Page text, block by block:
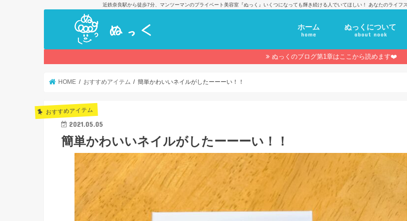
近鉄奈良駅から徒歩7分、マンツーマンのプライベート美容室『ぬっく』いくつになっても輝き続ける人でいてほしい！ あなたのライ
ホーム
home
ぬっくについて
about nook
ぬっくのブログ第1章はここから読めます❤️
HOME おすすめアイテム 簡単かわいいネイルがしたーーーい！！
おすすめアイテム
2021.05.05
簡単かわいいネイルがしたーーーい！！